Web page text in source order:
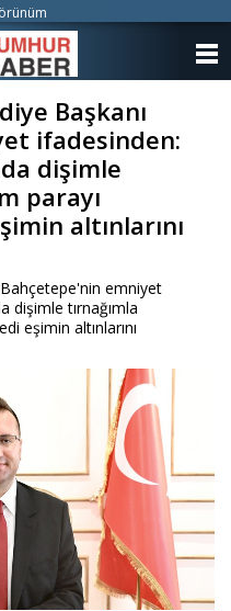
Başkanı
ifadesinden:
dişimle
parayı
altınlarını
emniyet
dişimle tırnağımla
eşimin altınlarını
KATEGORİLER
ANKETLER
VİDEO GALERİ
KÜNYE
İLETİŞİM
Haberin Doğru Adresi.